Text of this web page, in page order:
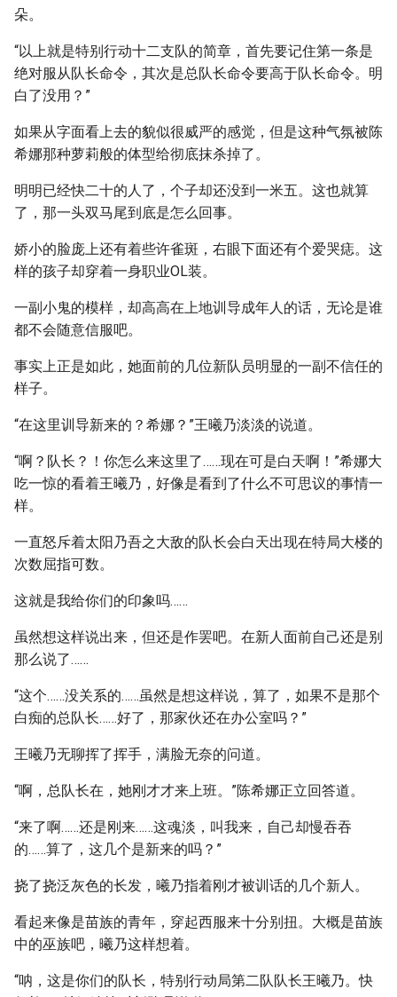
朵。
“以上就是特别行动十二支队的简章，首先要记住第一条是
绝对服从队长命令，其次是总队长命令要高于队长命令。明
白了没用？”
如果从字面看上去的貌似很威严的感觉，但是这种气氛被陈
希娜那种萝莉般的体型给彻底抹杀掉了。
明明已经快二十的人了，个子却还没到一米五。这也就算
了，那一头双马尾到底是怎么回事。
娇小的脸庞上还有着些许雀斑，右眼下面还有个爱哭痣。这
样的孩子却穿着一身职业OL装。
一副小鬼的模样，却高高在上地训导成年人的话，无论是谁
都不会随意信服吧。
事实上正是如此，她面前的几位新队员明显的一副不信任的
样子。
“在这里训导新来的？希娜？”王曦乃淡淡的说道。
“啊？队长？！你怎么来这里了……现在可是白天啊！”希娜大
吃一惊的看着王曦乃，好像是看到了什么不可思议的事情一
样。
一直怒斥着太阳乃吾之大敌的队长会白天出现在特局大楼的
次数屈指可数。
这就是我给你们的印象吗……
虽然想这样说出来，但还是作罢吧。在新人面前自己还是别
那么说了……
“这个……没关系的……虽然是想这样说，算了，如果不是那个
白痴的总队长……好了，那家伙还在办公室吗？”
王曦乃无聊挥了挥手，满脸无奈的问道。
“啊，总队长在，她刚才才来上班。”陈希娜正立回答道。
“来了啊……还是刚来……这魂淡，叫我来，自己却慢吞吞
的……算了，这几个是新来的吗？”
挠了挠泛灰色的长发，曦乃指着刚才被训话的几个新人。
看起来像是苗族的青年，穿起西服来十分别扭。大概是苗族
中的巫族吧，曦乃这样想着。
“呐，这是你们的队长，特别行动局第二队队长王曦乃。快